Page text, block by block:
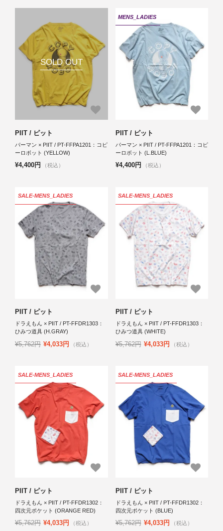
SOLD OUT
PIIT / ピット
パーマン × PIIT / PT-FFPA1201：コピ
ーロボット (YELLOW)
¥4,400円 （税込）
MENS_LADIES
PIIT / ピット
パーマン × PIIT / PT-FFPA1201：コピ
ーロボット (L.BLUE)
¥4,400円 （税込）
SALE-MENS_LADIES
PIIT / ピット
ドラえもん × PIIT / PT-FFDR1303：
ひみつ道具 (H.GRAY)
¥5,762円 ¥4,033円 （税込）
SALE-MENS_LADIES
PIIT / ピット
ドラえもん × PIIT / PT-FFDR1303：
ひみつ道具 (WHITE)
¥5,762円 ¥4,033円 （税込）
SALE-MENS_LADIES
PIIT / ピット
ドラえもん × PIIT / PT-FFDR1302：
四次元ポケット (ORANGE RED)
¥5,762円 ¥4,033円 （税込）
SALE-MENS_LADIES
PIIT / ピット
ドラえもん × PIIT / PT-FFDR1302：
四次元ポケット (BLUE)
¥5,762円 ¥4,033円 （税込）